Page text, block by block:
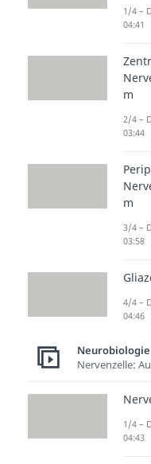
Das
ZNS,
des
das
das
Dazu
aus
Organe.
1/4 –
04:41
m
2/4 –
03:44
m
3/4 –
03:58
4/4 –
04:46
Neurobiologie
Nervenzelle:
1/4 –
04:43